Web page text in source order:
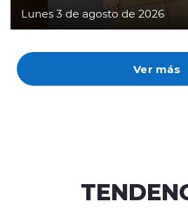
Ver más
Lunes 3 de agosto de 2026